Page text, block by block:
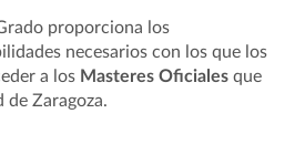
proporciona los
necesarios con los que los
a los Masteres Oficiales que
Zaragoza.